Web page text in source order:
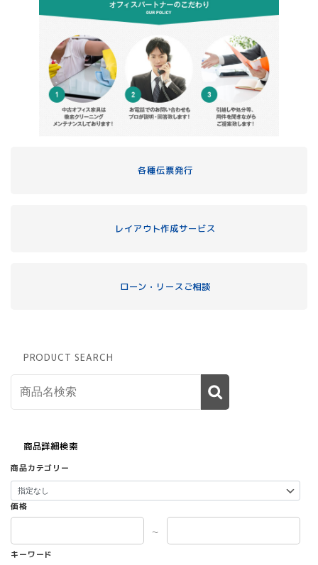
各種伝票発行
レイアウト作成サービス
ローン・リースご相談
PRODUCT SEARCH
商品詳細検索
商品カテゴリー
価格
～
キーワード